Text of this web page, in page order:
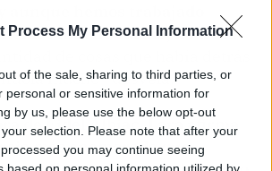
Process My Personal Information
of the sale, sharing to third parties, or
personal or sensitive information for
by us, please use the below opt-out
selection. Please note that after your
you may continue seeing
mucho cariño, no tenía
mucho", desvela.
de Fidel Albiac, Lara afirma
más enamorada que